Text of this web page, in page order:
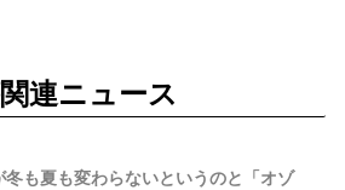
連ニュース
も夏も変わらないというのと「オゾ